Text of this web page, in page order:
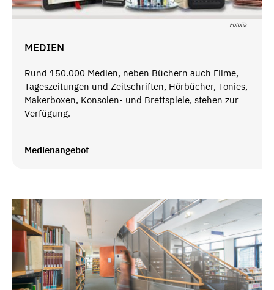
Fotolia
MEDIEN
Rund 150.000 Medien, neben Büchern auch Filme,
Tageszeitungen und Zeitschriften, Hörbücher, Tonies,
Makerboxen, Konsolen- und Brettspiele, stehen zur
Verfügung.
Medienangebot